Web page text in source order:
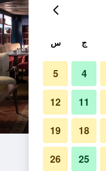
ج س
4
5
11
12
18
19
25
26